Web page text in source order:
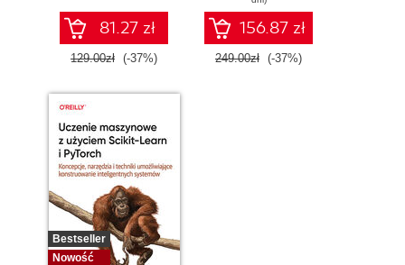
Wydanie IV
81.27 zł
129.00zł (-37%)
156.87 zł
249.00zł (-37%)
Bestseller
Nowość